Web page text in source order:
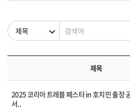
검색조건 검색어
제목
2025 코리아 트레블 페스타 in 호치민 출장
서..